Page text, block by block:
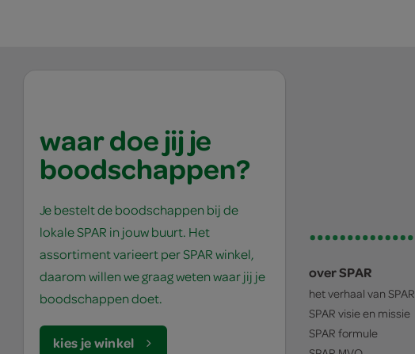
waar doe jij je
boodschappen?
Je bestelt de boodschappen bij de
lokale SPAR in jouw buurt. Het
assortiment varieert per SPAR winkel,
daarom willen we graag weten waar jij je
boodschappen doet.
kies je winkel
over SPAR
het verhaal van SPAR
SPAR visie en missie
SPAR formule